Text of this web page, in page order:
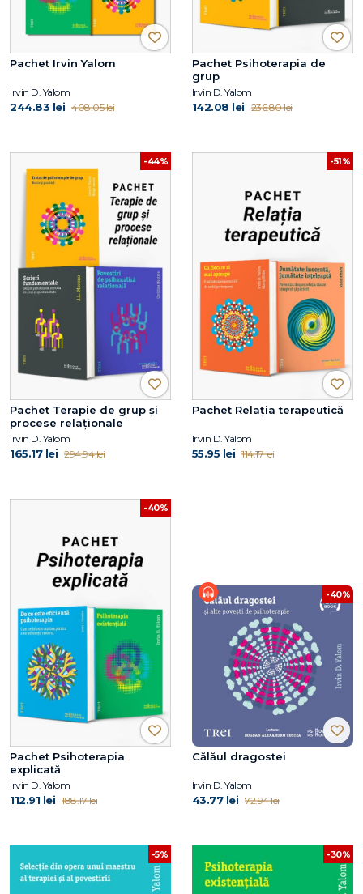
Pachet Irvin Yalom
Irvin D. Yalom
244.83 lei 408.05 lei
Pachet Psihoterapia de
grup
Irvin D. Yalom
142.08 lei 236.80 lei
-44%
Pachet Terapie de grup și
procese relaționale
Irvin D. Yalom
165.17 lei 294.94 lei
-51%
Pachet Relația terapeutică
Irvin D. Yalom
55.95 lei 114.17 lei
-40%
Pachet Psihoterapia
explicată
Irvin D. Yalom
112.91 lei 188.17 lei
-40%
Călăul dragostei
Irvin D. Yalom
43.77 lei 72.94 lei
-5% -30%